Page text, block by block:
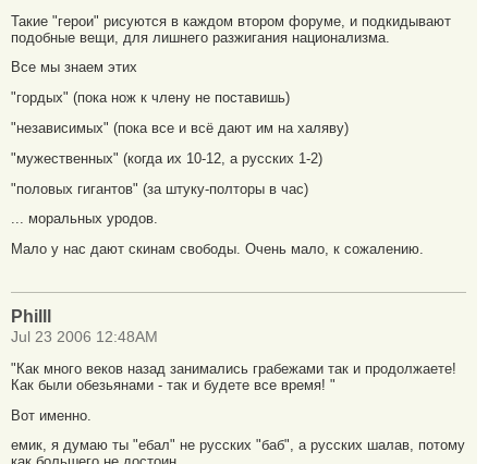
Такие "герои" рисуются в каждом втором форуме, и подкидывают
подобные вещи, для лишнего разжигания национализма.
Все мы знаем этих
"гордых" (пока нож к члену не поставишь)
"независимых" (пока все и всё дают им на халяву)
"мужественных" (когда их 10-12, а русских 1-2)
"половых гигантов" (за штуку-полторы в час)
... моральных уродов.
Мало у нас дают скинам свободы. Очень мало, к сожалению.
Philll
Jul 23 2006 12:48AM
"Как много веков назад занимались грабежами так и продолжаете!
Как были обезьянами - так и будете все время! "
Вот именно.
емик, я думаю ты "ебал" не русских "баб", а русских шалав, потому